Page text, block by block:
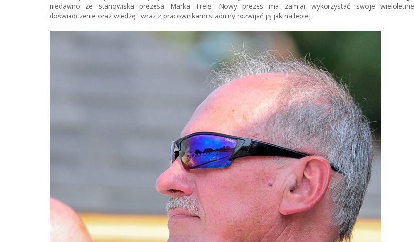
niedawno ze stanowiska prezesa Marka Trelę. Nowy prezes ma zamiar wykorzystać swoje wieloletnie
doświadczenie oraz wiedzę i wraz z pracownikami stadniny rozwijać ją jak najlepiej.